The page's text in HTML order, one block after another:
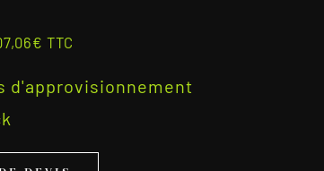
€ TTC
d'approvisionnement